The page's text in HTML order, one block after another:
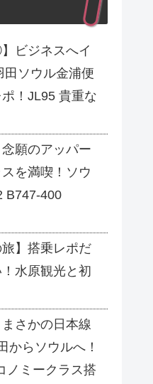
ビジネスへイ
田ソウル金浦便
！JL95 貴重な
念願のアッパー
を満喫！ソウ
B747-400
旅】搭乗レポだ
水原観光と初
まさかの日本線
からソウルへ！
ノミークラス搭